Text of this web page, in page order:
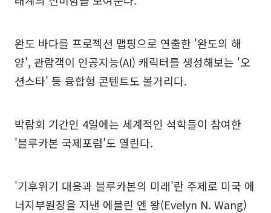
완도 바다를 프로젝션 맵핑으로 연출한 '완도의 해
양', 관람객이 인공지능(AI) 캐릭터를 생성해보는 '오
션스타' 등 융합형 콘텐트도 볼거리다.
박람회 기간인 4일에는 세계적인 석학들이 참여한
'블루카본 국제포럼'도 열린다.
'기후위기 대응과 블루카본의 미래'란 주제로 미국 에
너지부원장을 지낸 에블린 엔 왕(Evelyn N. Wang)